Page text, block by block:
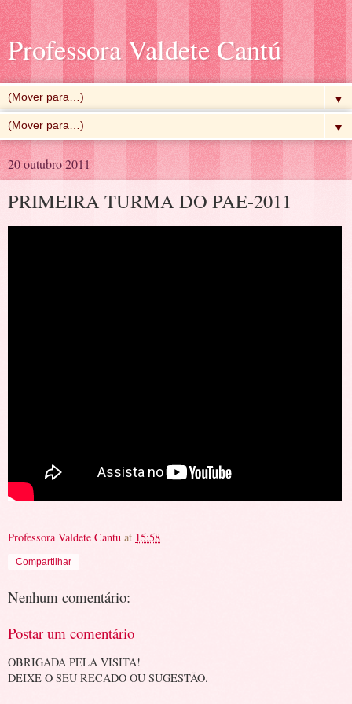
Professora Valdete Cantú
▼
▼
20 outubro 2011
PRIMEIRA TURMA DO PAE-2011
Professora Valdete Cantu at 15:58
Compartilhar
Nenhum comentário:
Postar um comentário
OBRIGADA PELA VISITA!
DEIXE O SEU RECADO OU SUGESTÃO.